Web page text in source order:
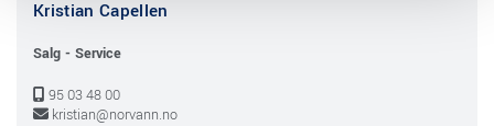
Kristian Capellen
Salg - Service
 95 03 48 00
 kristian@norvann.no